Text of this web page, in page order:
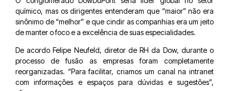
químico, mas os dirigentes entenderam que “maior” não era
sinônimo de “melhor” e que cindir as companhias era um jeito
de manter o foco e a excelência de suas especialidades.
De acordo Felipe Neufeld, diretor de RH da Dow, durante o
processo de fusão as empresas foram completamente
reorganizadas. “Para facilitar, criamos um canal na intranet
com informações e espaços para dúvidas e sugestões”,